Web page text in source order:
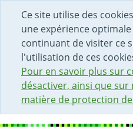
Ce site utilise des
une expérience
continuant de visiter ce
l'utilisation de ces
Pour en savoir plus sur
désactiver, ainsi que
matière de protection
DÉBUT DU CONTENU DE
ACCÈS AU CHAMP DE
PAGE D'ACCUEIL
FORMULAIRE DE